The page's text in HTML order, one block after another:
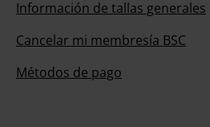
Información de tallas generales
Cancelar mi membresía BSC
Métodos de pago